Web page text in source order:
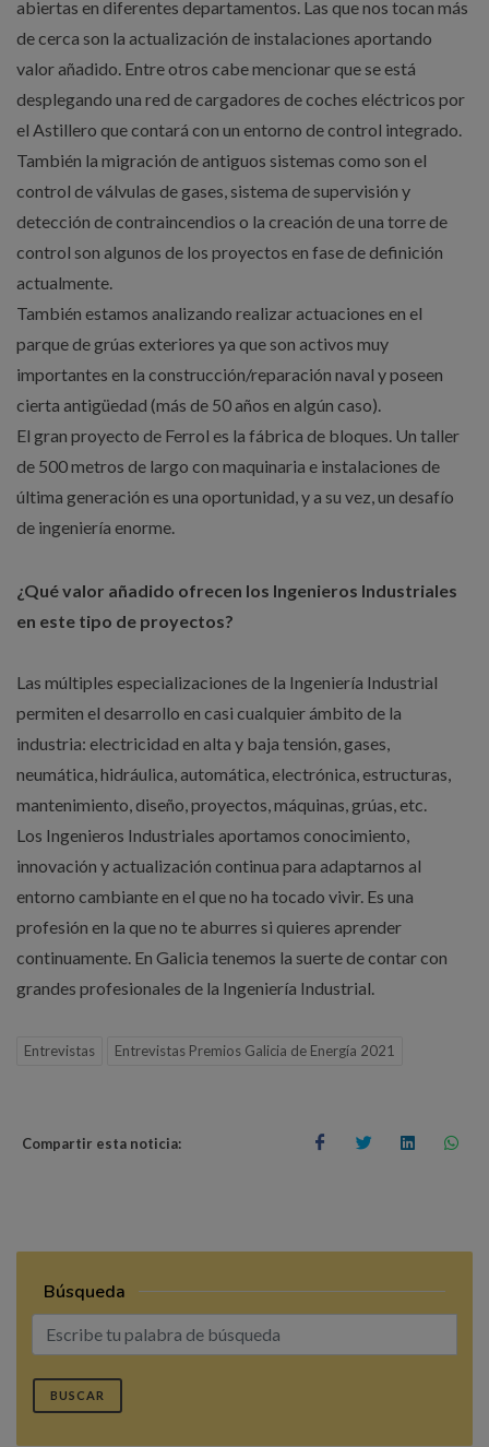
abiertas en diferentes departamentos. Las que nos tocan más
de cerca son la actualización de instalaciones aportando
valor añadido. Entre otros cabe mencionar que se está
desplegando una red de cargadores de coches eléctricos por
el Astillero que contará con un entorno de control integrado.
También la migración de antiguos sistemas como son el
control de válvulas de gases, sistema de supervisión y
detección de contraincendios o la creación de una torre de
control son algunos de los proyectos en fase de definición
actualmente.
También estamos analizando realizar actuaciones en el
parque de grúas exteriores ya que son activos muy
importantes en la construcción/reparación naval y poseen
cierta antigüedad (más de 50 años en algún caso).
El gran proyecto de Ferrol es la fábrica de bloques. Un taller
de 500 metros de largo con maquinaria e instalaciones de
última generación es una oportunidad, y a su vez, un desafío
de ingeniería enorme.
¿Qué valor añadido ofrecen los Ingenieros Industriales
en este tipo de proyectos?
Las múltiples especializaciones de la Ingeniería Industrial
permiten el desarrollo en casi cualquier ámbito de la
industria: electricidad en alta y baja tensión, gases,
neumática, hidráulica, automática, electrónica, estructuras,
mantenimiento, diseño, proyectos, máquinas, grúas, etc.
Los Ingenieros Industriales aportamos conocimiento,
innovación y actualización continua para adaptarnos al
entorno cambiante en el que no ha tocado vivir. Es una
profesión en la que no te aburres si quieres aprender
continuamente. En Galicia tenemos la suerte de contar con
grandes profesionales de la Ingeniería Industrial.
Entrevistas Entrevistas Premios Galicia de Energía 2021
Compartir esta noticia:
Búsqueda
BUSCAR